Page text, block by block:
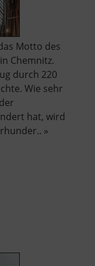
Motto des
Chemnitz.
durch 220
Wie sehr
hat, wird
»